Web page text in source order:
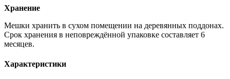
Хранение
Мешки хранить в сухом помещении на деревянных поддонах.
Срок хранения в неповреждённой упаковке составляет 6
месяцев.
Характеристики